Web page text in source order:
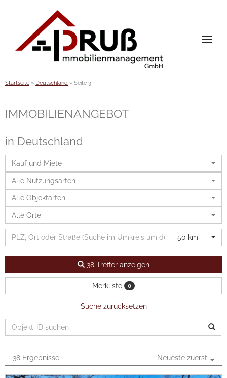
Home
Immobilien
- Verkauf
Presse
Startseite » Deutschland » Seite 3
IMMOBILIEN­ANGEBOT
in Deutschland
Kauf und Miete
Alle Nutzungsarten
Alle Objektarten
Alle Orte
50 km
38 Treffer anzeigen
Merkliste 0
Suche zurücksetzen
38 Ergebnisse Neueste zuerst